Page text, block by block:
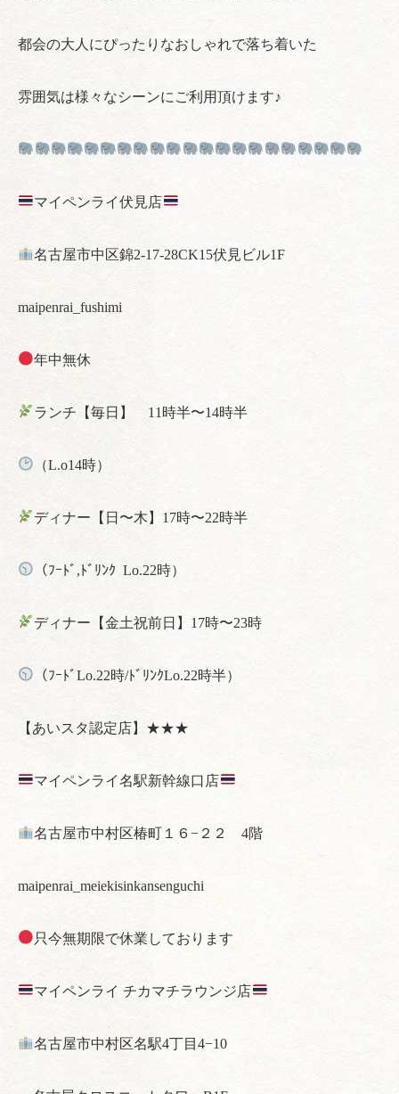
都会の大人にぴったりなおしゃれで落ち着いた
雰囲気は様々なシーンにご利用頂けます♪
マイペンライ伏見店
名古屋市中区錦2-17-28CK15伏見ビル1F
maipenrai_fushimi
年中無休
ランチ【毎日】 11時半〜14時半
（L.o14時）
ディナー【日〜木】17時〜22時半
（ﾌｰﾄﾞ,ﾄﾞﾘﾝｸ Lo.22時）
ディナー【金土祝前日】17時〜23時
（ﾌｰﾄﾞLo.22時/ﾄﾞﾘﾝｸLo.22時半）
【あいスタ認定店】★★★
マイペンライ名駅新幹線口店
名古屋市中村区椿町１６−２２ 4階
maipenrai_meiekisinkansenguchi
只今無期限で休業しております
マイペンライ チカマチラウンジ店
名古屋市中村区名駅4丁目4−10